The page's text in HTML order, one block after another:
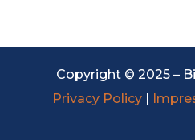
Copyright © 2025 –
Privacy Policy|